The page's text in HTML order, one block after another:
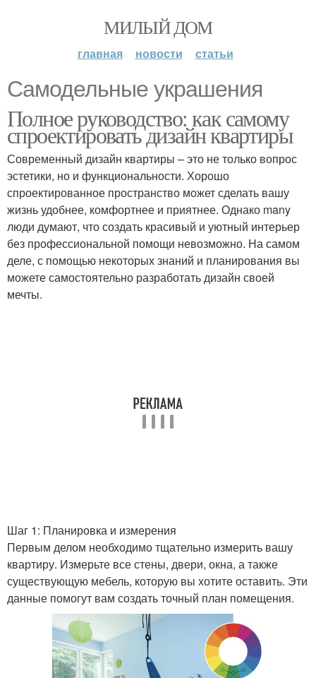
МИЛЫЙ ДОМ
главная новости статьи
Самодельные украшения
Полное руководство: как самому
спроектировать дизайн квартиры
Современный дизайн квартиры – это не только вопрос
эстетики, но и функциональности. Хорошо
спроектированное пространство может сделать вашу
жизнь удобнее, комфортнее и приятнее. Однако many
люди думают, что создать красивый и уютный интерьер
без профессиональной помощи невозможно. На самом
деле, с помощью некоторых знаний и планирования вы
можете самостоятельно разработать дизайн своей
мечты.
Шаг 1: Планировка и измерения
Первым делом необходимо тщательно измерить вашу
квартиру. Измерьте все стены, двери, окна, а также
существующую мебель, которую вы хотите оставить. Эти
данные помогут вам создать точный план помещения.